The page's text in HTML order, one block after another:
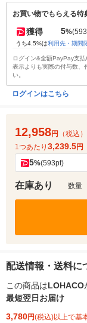
お買い物でもらえる特
獲得 5%
うち4.5%は利用先・期間
ログイン&全額PayPay支
表示よりも実際の付与数、
い。
ログインはこちら
12,958円
（税込）
1つあたり 3,239.5円
5%(593pt)
在庫あり 数量
配送情報・送料に
この商品はLOHACO
最短翌日お届け
3,780円(税込)以上で基